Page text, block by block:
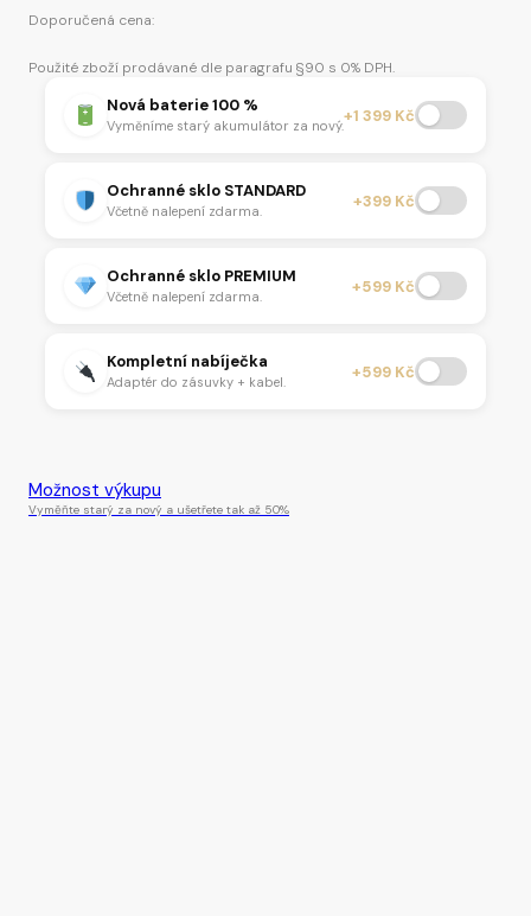
Doporučená cena:
Použité zboží prodávané dle paragrafu §90 s 0% DPH.
Nová baterie 100 %
Vyměníme starý akumulátor za nový.+1 399 Kč
Ochranné sklo STANDARD
Včetně nalepení zdarma. +399 Kč
Ochranné sklo PREMIUM
Včetně nalepení zdarma. +599 Kč
Kompletní nabíječka
Adaptér do zásuvky + kabel. +599 Kč
Možnost výkupu
Vyměňte starý za nový a ušetřete tak až 50%